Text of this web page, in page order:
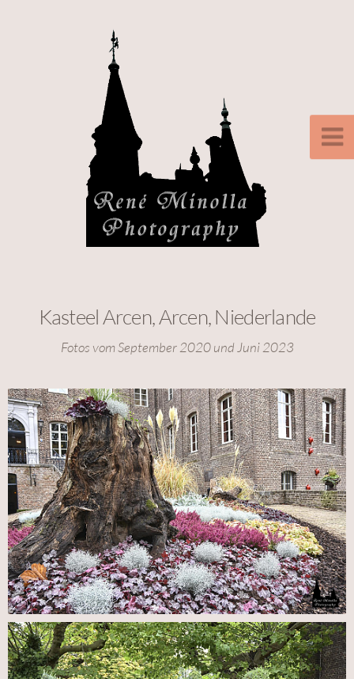
Kasteel Arcen, Arcen, Niederlande
Fotos vom September 2020 und Juni 2023